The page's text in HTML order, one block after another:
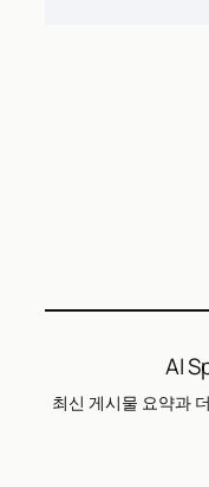
AI
최신 게시물 요약과